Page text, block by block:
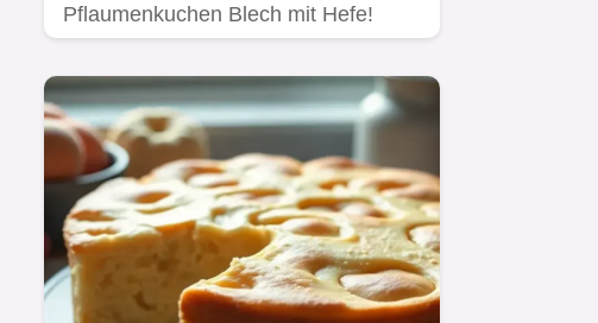
Pflaumenkuchen Blech mit Hefe!